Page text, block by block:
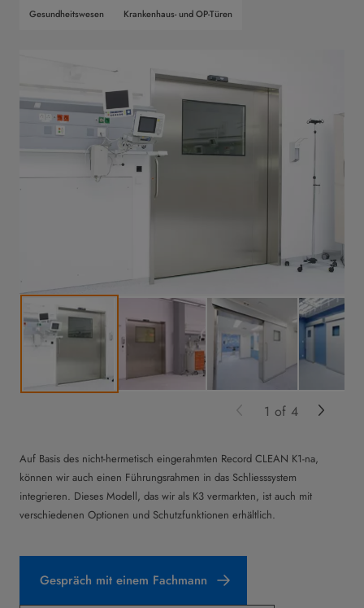
Gesundheitswesen Krankenhaus- und OP-Türen
Auf Basis des nicht-hermetisch eingerahmten Record CLEAN K1-na,
können wir auch einen Führungsrahmen in das Schliesssystem
integrieren. Dieses Modell, das wir als K3 vermarkten, ist auch mit
verschiedenen Optionen und Schutzfunktionen erhältlich.
Gespräch mit einem Fachmann
1 of 4